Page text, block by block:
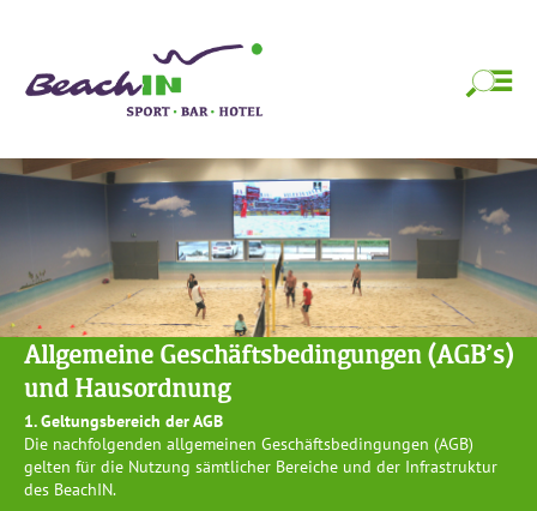
BeachIN Sport,
Bar & Hotel
Zum
Inhalt
Allgemeine Geschäftsbedingungen (AGB’s)
und Hausordnung
1. Geltungsbereich der AGB
Die nachfolgenden allgemeinen Geschäftsbedingungen (AGB)
gelten für die Nutzung sämtlicher Bereiche und der Infrastruktur
des BeachIN.